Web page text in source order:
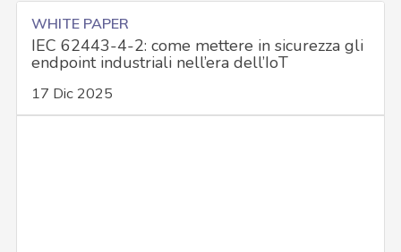
WHITE PAPER
IEC 62443-4-2: come mettere in sicurezza gli
endpoint industriali nell’era dell’IoT
17 Dic 2025